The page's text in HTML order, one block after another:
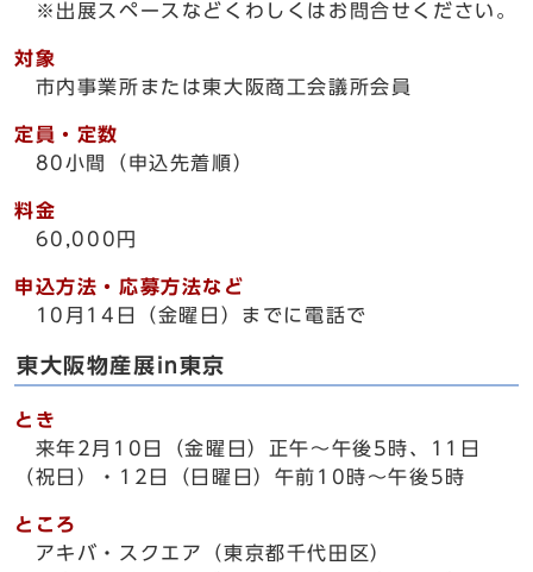
※出展スペースなどくわしくはお問合せください。
対象
市内事業所または東大阪商工会議所会員
定員・定数
80小間（申込先着順）
料金
60,000円
申込方法・応募方法など
10月14日（金曜日）までに電話で
東大阪物産展in東京
とき
来年2月10日（金曜日）正午～午後5時、11日
（祝日）・12日（日曜日）午前10時～午後5時
ところ
アキバ・スクエア（東京都千代田区）